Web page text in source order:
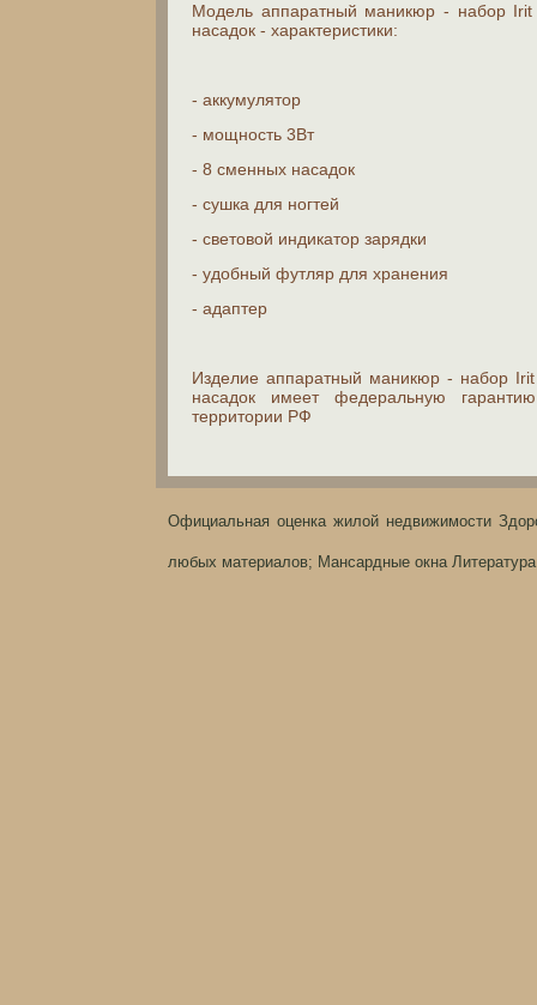
Модель аппаратный маникюр - набор Irit
насадок - характеристики:
- аккумулятор
- мощность 3Вт
- 8 сменных насадок
- сушка для ногтей
- световой индикатор зарядки
- удобный футляр для хранения
- адаптер
Изделие аппаратный маникюр - набор
насадок имеет федеральную
территории РФ
Официальная оценка жилой недвижимости
любых материалов; Мансардные окна